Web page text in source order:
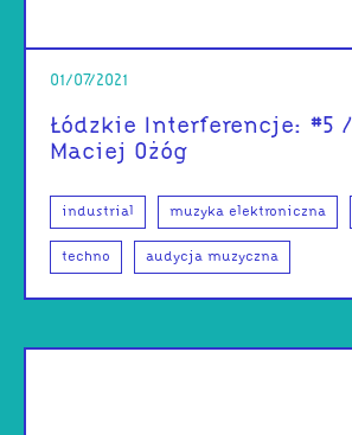
01/07/2021
Łódzkie Interferencje: #5 /
Maciej Ożóg
industrial muzyka elektroniczna
techno audycja muzyczna